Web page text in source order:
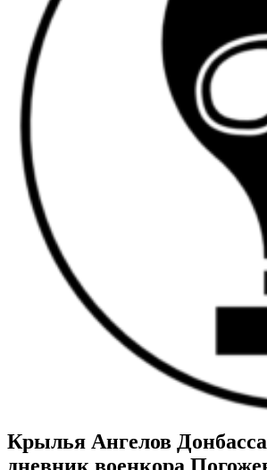
ВОЕННЫЕ СТРАНИЦЫ
СТАТЬИ ВОЕННОЙ ТЕМАТИКИ
Крылья Ангелов